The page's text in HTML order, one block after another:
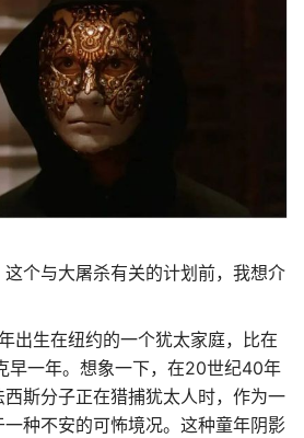
个与大屠杀有关的计划前，我想介
出生在纽约的一个犹太家庭，比在
早一年。想象一下，在20世纪40年
斯分子正在猎捕犹太人时，作为一
种不安的可怖境况。这种童年阴影